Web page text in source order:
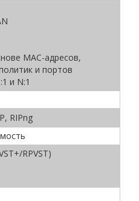
MAC-адресов,
и портов
и N:1
RIPng
RPVST)